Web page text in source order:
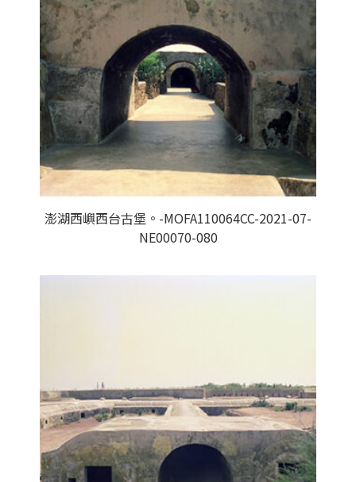
澎湖西嶼西台古堡。-MOFA110064CC-2021-07-
NE00070-080